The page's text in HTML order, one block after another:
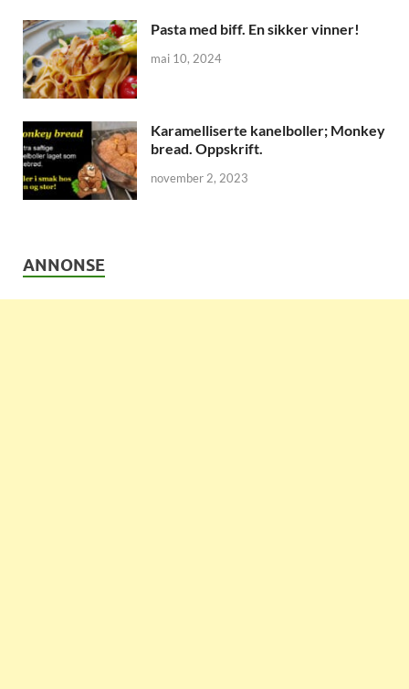
Pasta med biff. En sikker vinner!
mai 10, 2024
Karamelliserte kanelboller; Monkey
bread. Oppskrift.
november 2, 2023
ANNONSE